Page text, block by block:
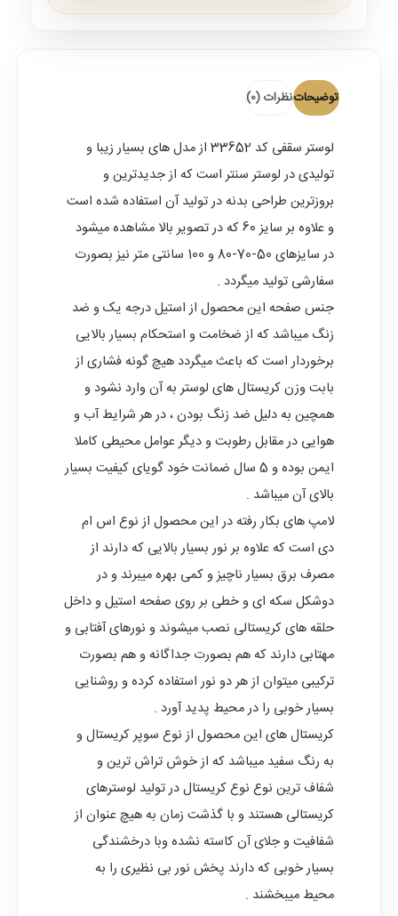
توضیحاتنظرات (0)
لوستر سقفی
کد 33652 از مدل های بسیار زیبا و
تولیدی در لوستر سنتر است که از جدیدترین و
بروزترین طراحی بدنه در تولید آن استفاده شده است
و علاوه بر سایز 60 که در تصویر بالا مشاهده میشود
در سایزهای 50-70-80 و 100 سانتی متر نیز بصورت
سفارشی تولید میگردد .
جنس صفحه این محصول از استیل درجه یک و ضد
زنگ میباشد که از ضخامت و استحکام بسیار بالایی
برخوردار است که باعث میگردد هیچ گونه فشاری از
بابت وزن کریستال های لوستر به آن وارد نشود و
همچین به دلیل ضد زنگ بودن ، در هر شرایط آب و
هوایی در مقابل رطوبت و دیگر عوامل محیطی کاملا
ایمن بوده و 5 سال ضمانت خود گویای کیفیت بسیار
بالای آن میباشد .
لامپ های بکار رفته در این محصول از نوع اس ام
دی است که علاوه بر نور بسیار بالایی که دارند از
مصرف برق بسیار ناچیز و کمی بهره میبرند و در
دوشکل سکه ای و خطی بر روی صفحه استیل و داخل
حلقه های کریستالی نصب میشوند و نورهای آفتابی و
مهتابی دارند که هم بصورت جداگانه و هم بصورت
ترکیبی میتوان از هر دو نور استفاده کرده و روشنایی
بسیار خوبی را در محیط پدید آورد .
کریستال های این محصول از نوع سوپر کریستال و
به رنگ سفید میباشد که از خوش تراش ترین و
شفاف ترین نوع نوع کریستال در تولید لوسترهای
کریستالی هستند و با گذشت زمان به هیچ عنوان از
شفافیت و جلای آن کاسته نشده وبا درخشندگی
بسیار خوبی که دارند پخش نور بی نظیری را به
محیط میبخشند .